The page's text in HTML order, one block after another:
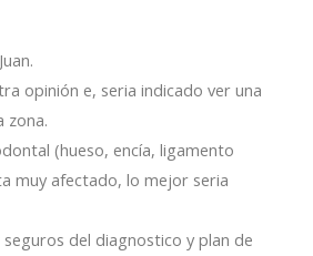
opinión e, seria indicado ver una
zona.
(hueso, encía, ligamento
muy afectado, lo mejor seria
del diagnostico y plan de